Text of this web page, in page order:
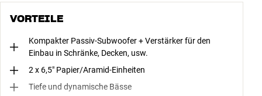
VORTEILE
Kompakter Passiv-Subwoofer + Verstärker für den
Einbau in Schränke, Decken, usw.
2 x 6,5" Papier/Aramid-Einheiten
Tiefe und dynamische Bässe